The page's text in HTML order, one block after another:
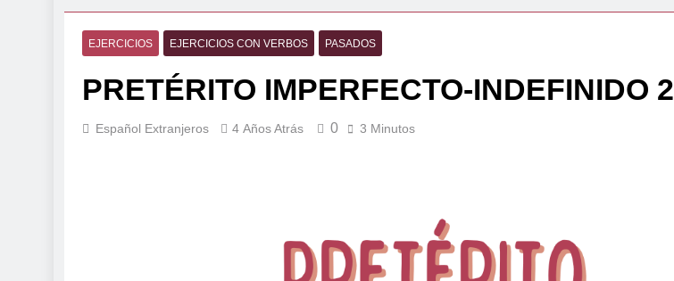
EJERCICIOS EJERCICIOS CON VERBOS PASADOS
PRETÉRITO IMPERFECTO-INDEFINIDO 2
Español Extranjeros 4 Años Atrás 0 3 Minutos